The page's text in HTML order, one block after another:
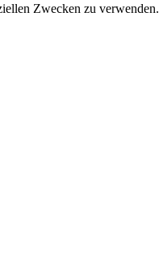
Zwecken zu verwenden.